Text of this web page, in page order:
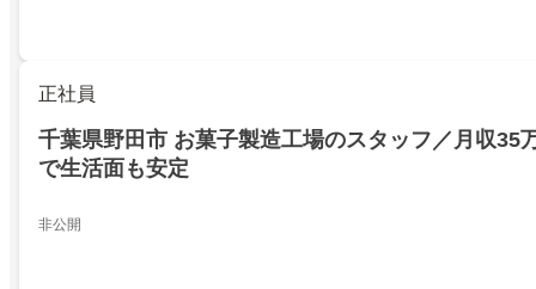
正社員
千葉県野田市 お菓子製造工場のスタッフ／月収35
で生活面も安定
非公開